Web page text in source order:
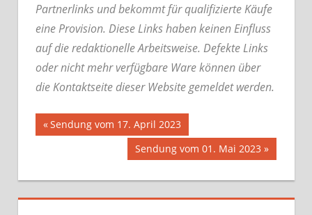
Partnerlinks und bekommt für qualifizierte Käufe
eine Provision. Diese Links haben keinen Einfluss
auf die redaktionelle Arbeitsweise. Defekte Links
oder nicht mehr verfügbare Ware können über
die Kontaktseite dieser Website gemeldet werden.
Beitrags-
Navigation
Vorheriger
Beitrag:
Sendung vom 17. April 2023
Nächster
Sendung vom 01. Mai 2023